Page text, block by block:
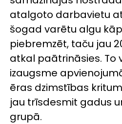
atalgoto darbavietu
šogad varētu algu
piebremzēt, taču jau
atkal paātrināsies. To
izaugsme
ēras dzimstības
jau trīsdesmit gadus
grupā.